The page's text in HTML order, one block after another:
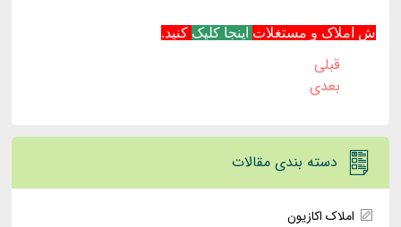
ش املاک و مستغلات اینجا کلیک کنید.
قبلی
بعدی
دسته بندی مقالات
املاک اکازیون